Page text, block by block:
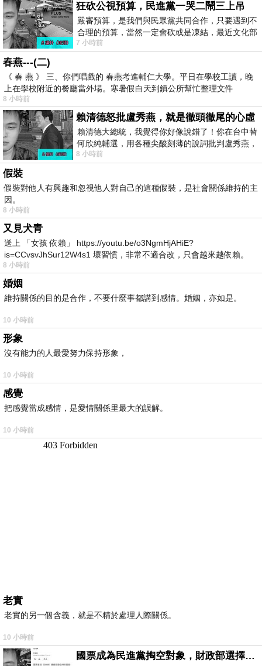
狂砍公視預算，民進黨一哭二鬧三上吊
嚴審預算，是我們與民眾黨共同合作，只要遇到不
合理的預算，當然一定會砍或是凍結，最近文化部
要編列公視和Taiwan plus預算，在110年
7 小時前
春燕---(二)
《 春 燕 》 三、你們唱戲的 春燕考進輔仁大學。平日在學校工讀，晚
上在學校附近的餐廳當外場。寒暑假白天到鎮公所幫忙整理文件
8 小時前
賴清德怒批盧秀燕，就是徹頭徹尾的心虛
賴清德大總統，我覺得你好像說錯了！你在台中替
何欣純輔選，用各種尖酸刻薄的說詞批判盧秀燕，
罵她施政滿意度輸給陳其邁，甚至還說盧
8 小時前
假裝
假裝對他人有興趣和忽視他人對自己的這種假裝，是社會關係維持的主
因。
8 小時前
又見犬青
送上 「女孩 依賴」 https://youtu.be/o3NgmHjAHiE?
is=CCvsvJhSur12W4s1 壞習慣，非常不適合改，只會越來越依賴。
我害怕的
8 小時前
婚姻
維持關係的目的是合作，不要什麼事都講到感情。婚姻，亦如是。
10 小時前
形象
沒有能力的人最愛努力保持形象，
10 小時前
感覺
把感覺當成感情，是愛情關係里最大的誤解。
10 小時前
老實
老實的另一個含義，就是不精於處理人際關係。
10 小時前
國票成為民進黨掏空對象，財政部選擇性失憶